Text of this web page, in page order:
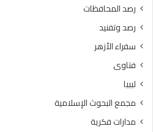
رصد المحافظات
رصد وتفنيد
سفراء الأزهر
فتاوى
ليبيا
مجمع البحوث الإسلامية
مدارات فكرية